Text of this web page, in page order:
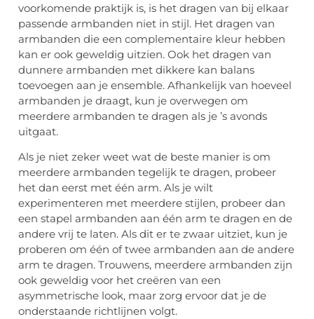
voorkomende praktijk is, is het dragen van bij elkaar
passende armbanden niet in stijl. Het dragen van
armbanden die een complementaire kleur hebben
kan er ook geweldig uitzien. Ook het dragen van
dunnere armbanden met dikkere kan balans
toevoegen aan je ensemble. Afhankelijk van hoeveel
armbanden je draagt, kun je overwegen om
meerdere armbanden te dragen als je ’s avonds
uitgaat.
Als je niet zeker weet wat de beste manier is om
meerdere armbanden tegelijk te dragen, probeer
het dan eerst met één arm. Als je wilt
experimenteren met meerdere stijlen, probeer dan
een stapel armbanden aan één arm te dragen en de
andere vrij te laten. Als dit er te zwaar uitziet, kun je
proberen om één of twee armbanden aan de andere
arm te dragen. Trouwens, meerdere armbanden zijn
ook geweldig voor het creëren van een
asymmetrische look, maar zorg ervoor dat je de
onderstaande richtlijnen volgt.